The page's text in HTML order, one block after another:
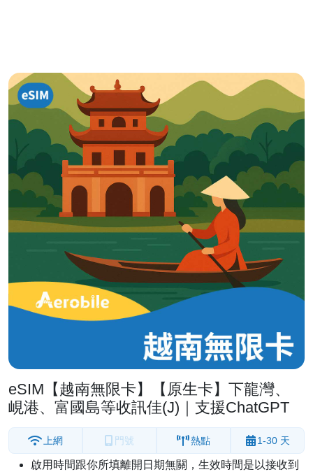
eSIM【越南無限卡】【原生卡】下龍灣、
峴港、富國島等收訊佳(J)｜支援ChatGPT
上網 門號 熱點 1-30 天
啟用時間跟你所填離開日期無關，生效時間是以接收到